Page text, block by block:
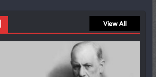
View All